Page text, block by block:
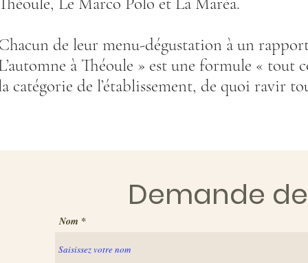
de leur menu-dégustation à un
à Théoule » est une formule « tout
catégorie de l’établissement, de quoi ravir
Nom
Demande